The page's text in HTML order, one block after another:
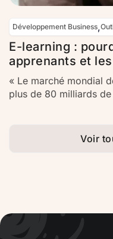
Développement Business,
E-learning :
apprenants et
« Le marché mondial
plus de 80 milliards
cantonnée à quelques
s’est imposé comme
Voir